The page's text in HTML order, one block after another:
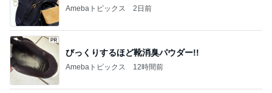
Amebaトピックス 2日前
びっくりするほど靴消臭パウダー!!
Amebaトピックス 12時間前